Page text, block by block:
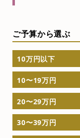
ご予算から選ぶ
10万円以下
10〜19万円
20〜29万円
30〜39万円